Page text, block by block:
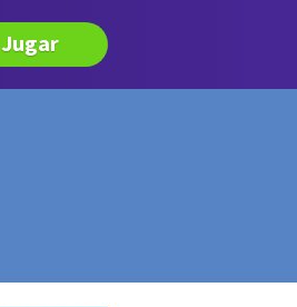
Jugar